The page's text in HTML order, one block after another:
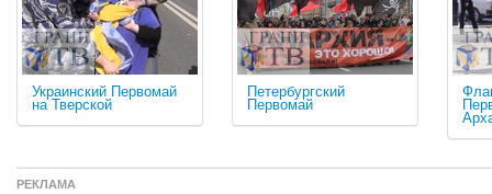
Украинский Первомай
на Тверской
Петербургский
Первомай
РЕКЛАМА